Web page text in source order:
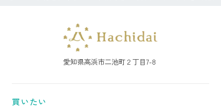
愛知県高浜市二池町２丁目7-8
買いたい